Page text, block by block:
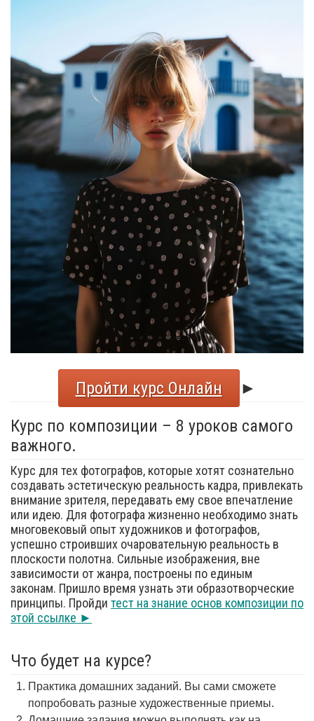
Пройти курс Онлайн
►
Курс по композиции – 8 уроков самого
важного.
Курс для тех фотографов, которые хотят сознательно
создавать эстетическую реальность кадра, привлекать
внимание зрителя, передавать ему свое впечатление
или идею. Для фотографа жизненно необходимо знать
многовековый опыт художников и фотографов,
успешно строивших очаровательную реальность в
плоскости полотна. Сильные изображения, вне
зависимости от жанра, построены по единым
законам. Пришло время узнать эти образотворческие
принципы. Пройди тест на знание основ композиции по
этой ссылке ►
Что будет на курсе?
Практика домашних заданий. Вы сами сможете
попробовать разные художественные приемы.